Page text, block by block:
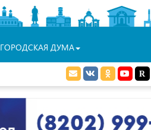
ГОРОДСКАЯ ДУМА